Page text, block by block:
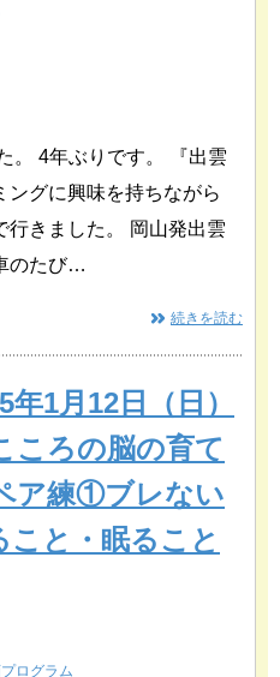
。 4年ぶりです。 『出雲
ングに興味を持ちながら
行きました。 岡山発出雲
のたび…
続きを読む
年1月12日（日）
ころの脳の育て
ア練①ブレない
こと・眠ること
ログラム